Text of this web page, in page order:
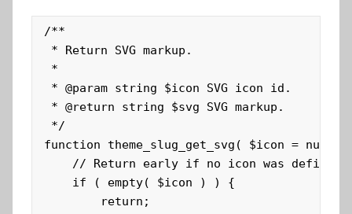
/**
* Return SVG markup.
*
* @param string $icon SVG icon id.
* @return string $svg SVG markup.
*/
function theme_slug_get_svg( $icon = null